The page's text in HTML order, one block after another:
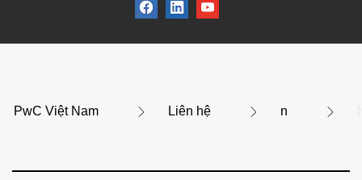
PwC Việt Nam Liên hệ n